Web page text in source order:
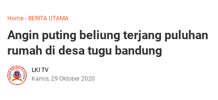
Home › BERITA UTAMA
Angin puting beliung terjang puluhan
rumah di desa tugu bandung
LKI TV
Kamis, 29 Oktober 2020